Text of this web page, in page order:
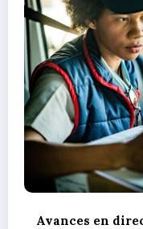
Avances en